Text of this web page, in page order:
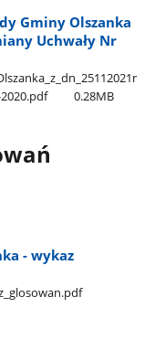
Gminy Olszanka
Uchwały Nr
2020.pdf
0.28MB
- wykaz